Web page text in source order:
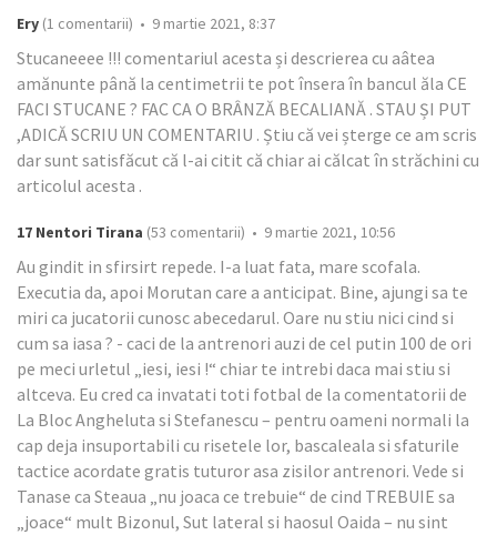
Ery (1 comentarii) • 9 martie 2021, 8:37
Stucaneeee !!! comentariul acesta și descrierea cu aâtea
amănunte până la centimetrii te pot însera în bancul ăla CE
FACI STUCANE ? FAC CA O BRÂNZĂ BECALIANĂ . STAU ȘI PUT
,ADICĂ SCRIU UN COMENTARIU . Știu că vei șterge ce am scris
dar sunt satisfăcut că l-ai citit că chiar ai călcat în străchini cu
articolul acesta .
17 Nentori Tirana (53 comentarii) • 9 martie 2021, 10:56
Au gindit in sfirsirt repede. I-a luat fata, mare scofala.
Executia da, apoi Morutan care a anticipat. Bine, ajungi sa te
miri ca jucatorii cunosc abecedarul. Oare nu stiu nici cind si
cum sa iasa ? - caci de la antrenori auzi de cel putin 100 de ori
pe meci urletul „iesi, iesi !“ chiar te intrebi daca mai stiu si
altceva. Eu cred ca invatati toti fotbal de la comentatorii de
La Bloc Angheluta si Stefanescu – pentru oameni normali la
cap deja insuportabili cu risetele lor, bascaleala si sfaturile
tactice acordate gratis tuturor asa zisilor antrenori. Vede si
Tanase ca Steaua „nu joaca ce trebuie“ de cind TREBUIE sa
„joace“ mult Bizonul, Sut lateral si haosul Oaida – nu sint